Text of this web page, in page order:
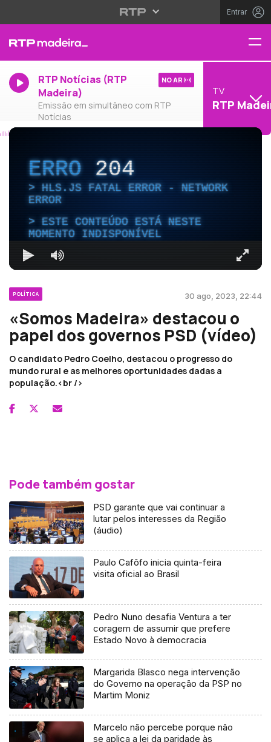
Entrar
RTP Notícias (RTP
Madeira)
Emissão em simultâneo com RTP
Notícias
NO AR
TV
RTP
ERRO204
HLS.JS FATAL ERROR - NETWORK
ERROR
ESTE CONTEÚDO ESTÁ NESTE
MOMENTO INDISPONÍVEL
POLÍTICA 30 ago, 2023, 22:44
«Somos Madeira» destacou o
papel dos governos PSD (vídeo)
O candidato Pedro Coelho, destacou o progresso do
mundo rural e as melhores oportunidades dadas a
população.<br />
Pode também gostar
PSD garante que vai continuar a
lutar pelos interesses da Região
(áudio)
Paulo Cafôfo inicia quinta-feira
visita oficial ao Brasil
Pedro Nuno desafia Ventura a ter
coragem de assumir que prefere
Estado Novo à democracia
Margarida Blasco nega intervenção
do Governo na operação da PSP no
Martim Moniz
Marcelo não percebe porque não
se aplica a lei da paridade às